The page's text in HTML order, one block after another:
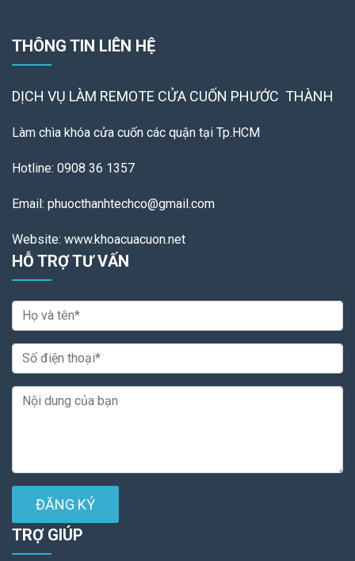
THÔNG TIN LIÊN HỆ
DỊCH VỤ LÀM REMOTE CỬA CUỐN PHƯỚC THÀNH
Làm chìa khóa cửa cuốn các quận tại Tp.HCM
Hotline: 0908 36 1357
Email: phuocthanhtechco@gmail.com
Website: www.khoacuacuon.net
HỖ TRỢ TƯ VẤN
ĐĂNG KÝ
TRỢ GIÚP